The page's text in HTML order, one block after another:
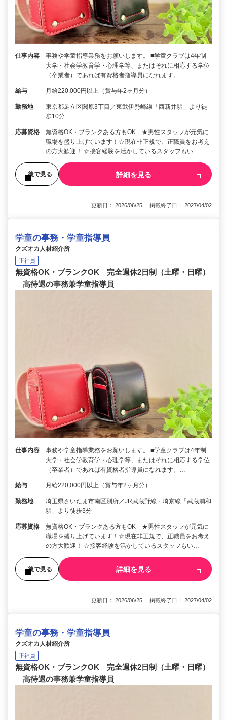
仕事内容
事務や学童指導業務をお願いします。 ■学童クラブは4年制
大学・社会学教育学・心理学等、またはそれに相応する学位
（卒業者）であれば有資格者指導員になれます。…
給与 月給220,000円以上（賞与年2ヶ月分）
勤務地
東京都足立区関原3丁目／東武伊勢崎線「西新井駅」より徒
歩10分
応募資格
無資格OK・ブランクある方もOK ★男性スタッフが元気に
職場を盛り上げています！☆現在非正規で、正職員をお考え
の方大歓迎！ ☆接客経験を活かしているスタッフもい…
後で見る 詳細を見る
更新日： 2026/06/25 掲載終了日： 2027/04/02
学童の事務・学童指導員
クズオカ人材紹介所
正社員
無資格OK・ブランクOK 完全週休2日制（土曜・日曜）
高待遇の事務兼学童指導員
仕事内容
事務や学童指導業務をお願いします。 ■学童クラブは4年制
大学・社会学教育学・心理学等、またはそれに相応する学位
（卒業者）であれば有資格者指導員になれます。…
給与 月給220,000円以上（賞与年2ヶ月分）
勤務地
埼玉県さいたま市南区別所／JR武蔵野線・埼京線「武蔵浦和
駅」より徒歩3分
応募資格
無資格OK・ブランクある方もOK ★男性スタッフが元気に
職場を盛り上げています！☆現在非正規で、正職員をお考え
の方大歓迎！ ☆接客経験を活かしているスタッフもい…
後で見る 詳細を見る
更新日： 2026/06/25 掲載終了日： 2027/04/02
学童の事務・学童指導員
クズオカ人材紹介所
正社員
無資格OK・ブランクOK 完全週休2日制（土曜・日曜）
高待遇の事務兼学童指導員